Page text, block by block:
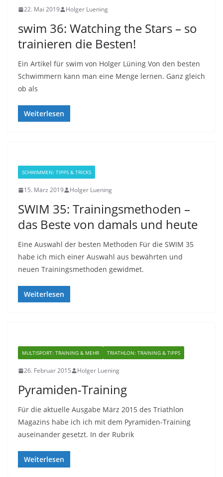
22. Mai 2019 Holger Luening
swim 36: Watching the Stars – so
trainieren die Besten!
Ein Artikel für swim von Holger Lüning Von den besten
Schwimmern kann man eine Menge lernen. Ganz gleich
ob als
Weiterlesen
SCHWIMMEN: TIPPS & TRICKS
15. März 2019 Holger Luening
SWIM 35: Trainingsmethoden –
das Beste von damals und heute
Eine Auswahl der besten Methoden Für die SWIM 35
habe ich mich einer Auswahl aus bewährten und
neuen Trainingsmethoden gewidmet.
Weiterlesen
MULTISPORT: TRAINING & MEHR TRIATHLON: TRAINING & TIPPS
26. Februar 2015 Holger Luening
Pyramiden-Training
Für die aktuelle Ausgabe März 2015 des Triathlon
Magazins habe ich ich mit dem Pyramiden-Training
auseinander gesetzt. In der Rubrik
Weiterlesen